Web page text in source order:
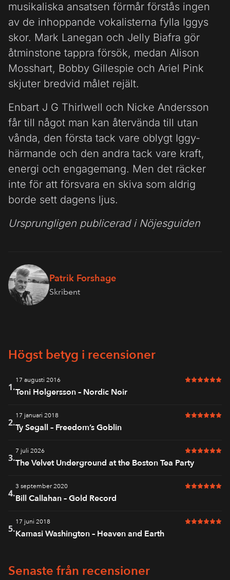
musikaliska ansatsen förmår förstås ingen
av de inhoppande vokalisterna fylla Iggys
skor. Mark Lanegan och Jelly Biafra gör
åtminstone tappra försök, medan Alison
Mosshart, Bobby Gillespie och Ariel Pink
skjuter bredvid målet rejält.
Enbart J G Thirlwell och Nicke Andersson
får till något man kan återvända till utan
vånda, den första tack vare oblygt Iggy-
härmande och den andra tack vare kraft,
energi och engagemang. Men det räcker
inte för att försvara en skiva som aldrig
borde sett dagens ljus.
Ursprungligen publicerad i Nöjesguiden
Patrik Forshage
Skribent
Högst betyg i recensioner
1.
17 augusti 2016 6 av 6 i
Toni Holgersson – Nordic Noir
2.
17 januari 2018 6 av 6 i
Ty Segall – Freedom’s Goblin
3.
7 juli 2026 6 av 6 i
The Velvet Underground at the Boston Tea Party
4.
3 september 2020 6 av 6 i
Bill Callahan – Gold Record
5.
17 juni 2018 6 av 6 i
Kamasi Washington – Heaven and Earth
Senaste från recensioner